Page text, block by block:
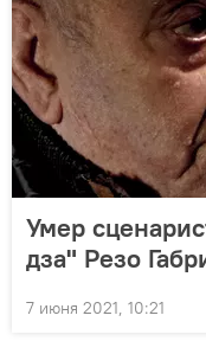
Умер
дза" Резо
7 июня 2021, 10:21